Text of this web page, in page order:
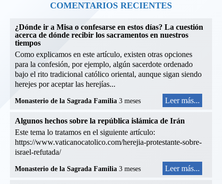
COMENTARIOS RECIENTES
¿Dónde ir a Misa o confesarse en estos días? La cuestión
acerca de dónde recibir los sacramentos en nuestros
tiempos
Como explicamos en este artículo, existen otras opciones
para la confesión, por ejemplo, algún sacerdote ordenado
bajo el rito tradicional católico oriental, aunque sigan siendo
herejes por aceptar las herejías...
Monasterio de la Sagrada Familia 3 meses Leer más...
Algunos hechos sobre la república islámica de Irán
Este tema lo tratamos en el siguiente artículo:
https://www.vaticanocatolico.com/herejia-protestante-sobre-
israel-refutada/
Monasterio de la Sagrada Familia 3 meses Leer más...